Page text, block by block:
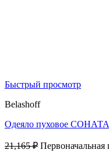
Быстрый просмотр
Belashoff
Одеяло пуховое СОНАТА
21,165₽ Первоначальная